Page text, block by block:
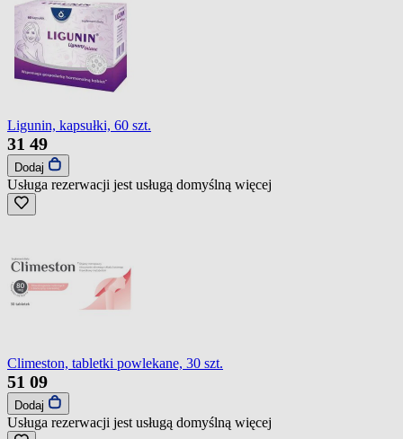
Ligunin, kapsułki, 60 szt.
31 49
Dodaj
Usługa rezerwacji jest usługą domyślną więcej
Climeston, tabletki powlekane, 30 szt.
51 09
Dodaj
Usługa rezerwacji jest usługą domyślną więcej